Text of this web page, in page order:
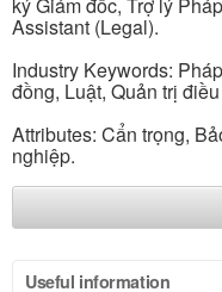
ký Giám đốc, Trợ lý
Assistant (Legal).
Industry Keywords:
đồng, Luật, Quản trị
Attributes: Cẩn trọng,
nghiệp.
Useful information